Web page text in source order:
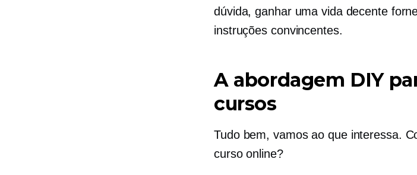
dúvida, ganhar uma vida decente
instruções convincentes.
A abordagem DIY
cursos
Tudo bem, vamos ao que interessa.
curso online?